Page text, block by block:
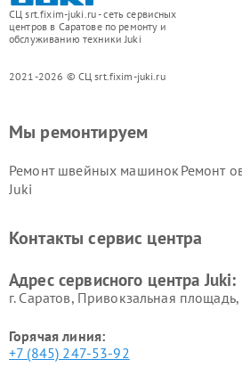
СЦ srt.fixim-juki.ru - сеть сервисных
центров в Саратове по ремонту и
обслуживанию техники Juki
2021-2026 © СЦ srt.fixim-juki.ru
Мы ремонтируем
Ремонт швейных машинок
Juki
Ремонт
Контакты сервис центра
Адрес сервисного центра Juki:
г. Саратов, Привокзальная площадь,
Горячая линия:
+7 (845) 247-53-92